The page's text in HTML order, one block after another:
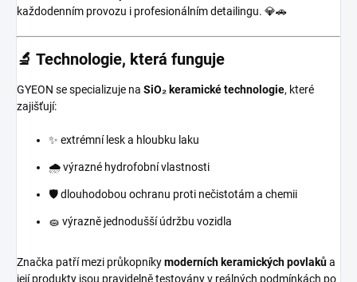
každodenním provozu i profesionálním detailingu. 💎🚗
🔬 Technologie, která funguje
GYEON se specializuje na SiO₂ keramické technologie, které
zajišťují:
✨ extrémní lesk a hloubku laku
🌧️ výrazné hydrofobní vlastnosti
🛡️ dlouhodobou ochranu proti nečistotám a chemii
🧽 výrazně jednodušší údržbu vozidla
Značka patří mezi průkopníkymoderních keramických povlakůa
její produkty jsou pravidelně testovány v reálných podmínkách po